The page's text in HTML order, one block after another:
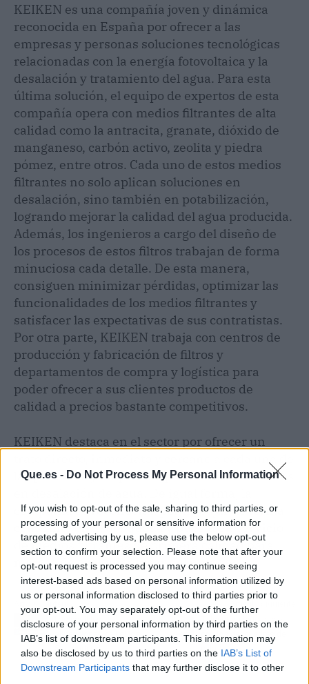
Que.es - Do Not Process My Personal Information
If you wish to opt-out of the sale, sharing to third parties, or
processing of your personal or sensitive information for
targeted advertising by us, please use the below opt-out
section to confirm your selection. Please note that after your
opt-out request is processed you may continue seeing
interest-based ads based on personal information utilized by
us or personal information disclosed to third parties prior to
your opt-out. You may separately opt-out of the further
disclosure of your personal information by third parties on the
IAB’s list of downstream participants. This information may
also be disclosed by us to third parties on the IAB’s List of
Downstream Participants that may further disclose it to other
KEIKEN es una compañía joven y dinámica
reconocida en España por ofrecer a las
empresas y personas soluciones tecnológicas
relacionadas con la energía fotovoltaica y la
desalación y tratamiento del agua. Para esta
última solución, el equipo de expertos de esta
compañía opera con medios filtrantes de alta
calidad como la antracita, granate, dióxido de
manganeso, carbón activo, zeolita y piedra
pómez, entre otros. Cada uno de estos medios
filtrantes no solo aplican soluciones en
desalación, sino también en potabilización,
logrando mejorar la calidad del agua producida.
Además, los ingenieros a cargo del diseño de
los procesos de estos filtros trabajan de forma
minuciosa cada detalle. De esta manera,
consiguen minimizar pérdidas, optimizar las
funcionalidades de los medios filtrantes y
satisfacer las expectativas de sus contratistas.
Por otra parte, KEIKEN trabaja con centros de
producción y fabricación de filtros y
departamentos de compra y logística para
poder ofrecer a sus clientes productos de
calidad a precios bastante competitivos.
KEIKEN destaca en el sector por ofrecer un
trato directo, inmediato y cercano a cada una de
las personas y empresas que buscan soluciones
compañía es reconocida por trabajar de forma
constante en la búsqueda y puesta en servicio
de medios filtrantes de primera calidad para
marcas de cualquier lugar del mundo.
Artículo anterior
Las posibles
alineaciones de LaLiga
Santander
Artículo siguiente
Telsystem logra acabar
con los descuadres de
caja